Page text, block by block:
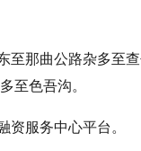
至那曲公路杂多至
至色吾沟。
资服务中心平台。